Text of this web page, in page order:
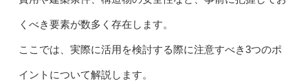
くべき要素が数多く存在します。
ここでは、実際に活用を検討する際に注意すべき3つのポ
イントについて解説します。